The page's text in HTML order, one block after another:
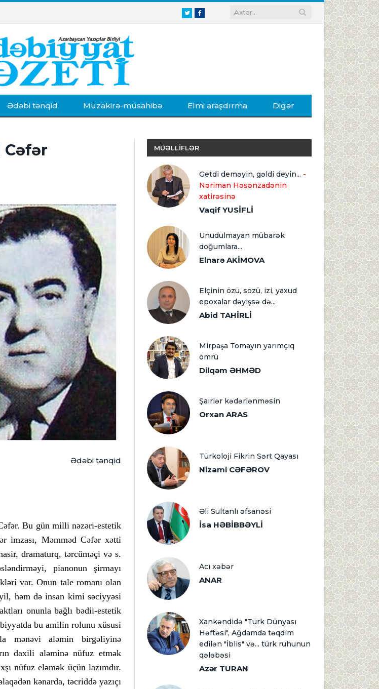
TwitterFacebook
Ədəbi tənqid Müzakirə-müsahibə Elmi araşdırma Digər
Ədəbi tənqid
Bu gün milli nəzəri-estetik
imzası, Məmməd Cəfər xətti
dramaturq, tərcüməçi və s.
pianonun şirmayı
var. Onun tale romanı olan
həm də insan kimi səciyyəsi
onunla bağlı bədii-estetik
bu amilin rolunu xüsusi
mənəvi aləmin birgəliyinə
daxili aləminə nüfuz etmək
nüfuz eləmək üçün lazımdır.
kənarda, təcriddə yazıçı
MÜƏLLİFLƏR
Getdi deməyin, gəldi deyin... -
Nəriman Həsənzadənin
xatirəsinə
Vaqif YUSİFLİ
Unudulmayan mübarək
doğumlara...
Elnarə AKİMOVA
Elçinin özü, sözü, izi, yaxud
epoxalar dəyişsə də...
Abid TAHİRLİ
Mirpaşa Tomayın yarımçıq
ömrü
Dilqəm ƏHMƏD
Şairlər kədərlənməsin
Orxan ARAS
Türkoloji Fikrin Sərt Qayası
Nizami CƏFƏROV
Əli Sultanlı əfsanəsi
İsa HƏBİBBƏYLİ
Acı xəbər
ANAR
Xankəndidə "Türk Dünyası
Həftəsi", Ağdamda təqdim
edilən "İblis" və... türk ruhunun
qələbəsi
Azər TURAN